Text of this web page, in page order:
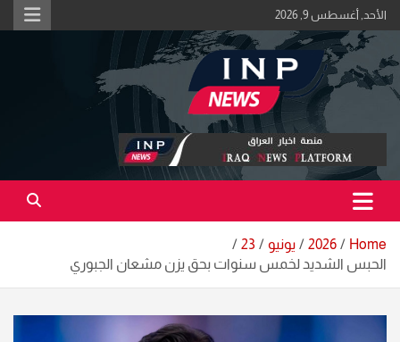
Skip
to
content
الأحد, أغسطس 9, 2026
منصة اخبار العراق
اكبر منصة خبرية في العراق | #الحقيقة_اولاً
Home
2026 يونيو
23
الحبس الشديد لخمس سنوات بحق يزن مشعان الجبوري